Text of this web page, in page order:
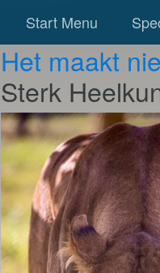
Start Menu
Het maakt
Een Sterk
Team